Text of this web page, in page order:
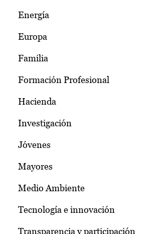
Energía
Europa
Familia
Formación Profesional
Hacienda
Investigación
Jóvenes
Mayores
Medio Ambiente
Tecnología e innovación
Transparencia y participación